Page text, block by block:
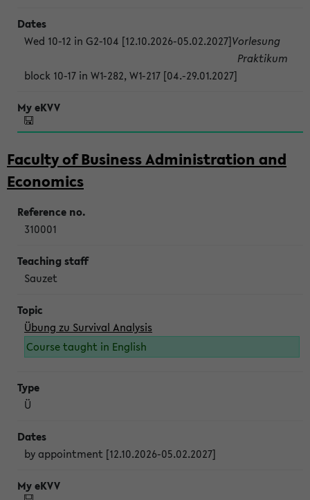
Wed 10-12 in G2-104 [12.10.2026-05.02.2027]Vorlesung
block 10-17 in W1-282, W1-217 [04.-29.01.2027]
Praktikum
Faculty of Business Administration and
Economics
310001
Sauzet
Übung zu Survival Analysis
Course taught in English
Ü
by appointment [12.10.2026-05.02.2027]